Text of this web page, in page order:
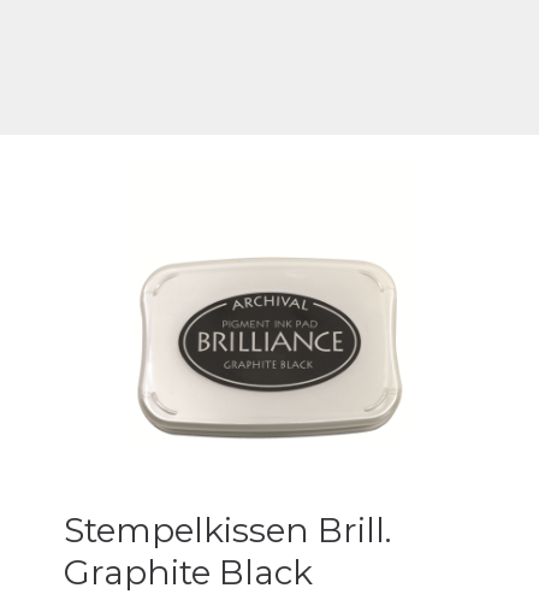
Stempelkissen Brill.
Graphite Black